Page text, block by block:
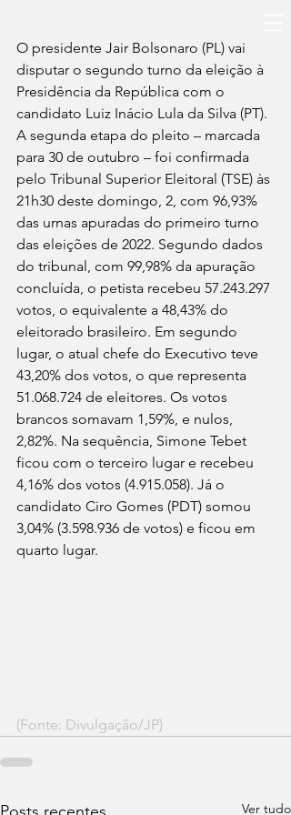
O presidente Jair Bolsonaro (PL) vai
disputar o segundo turno da eleição à
Presidência da República com o
candidato Luiz Inácio Lula da Silva (PT).
A segunda etapa do pleito – marcada
para 30 de outubro – foi confirmada
pelo Tribunal Superior Eleitoral (TSE) às
21h30 deste domingo, 2, com 96,93%
das urnas apuradas do primeiro turno
das eleições de 2022. Segundo dados
do tribunal, com 99,98% da apuração
concluída, o petista recebeu 57.243.297
votos, o equivalente a 48,43% do
eleitorado brasileiro. Em segundo
lugar, o atual chefe do Executivo teve
43,20% dos votos, o que representa
51.068.724 de eleitores. Os votos
brancos somavam 1,59%, e nulos,
2,82%. Na sequência, Simone Tebet
ficou com o terceiro lugar e recebeu
4,16% dos votos (4.915.058). Já o
candidato Ciro Gomes (PDT) somou
3,04% (3.598.936 de votos) e ficou em
quarto lugar.
(Fonte: Divulgação/JP)
Ver tudo